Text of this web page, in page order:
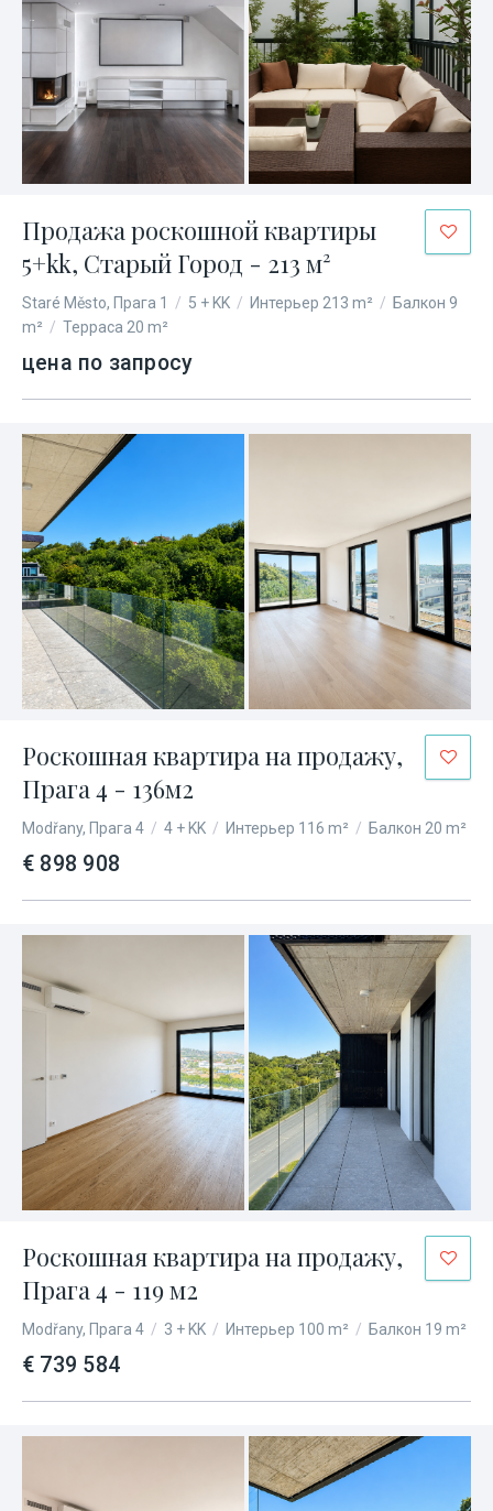
Продажа роскошной квартиры
5+kk, Старый Город - 213 м²
Staré Město, Прага 1 / 5 + KK / Интерьер 213 m² / Балкон 9
m² / Терраса 20 m²
цена по запросу
Роскошная квартира на продажу,
Прага 4 - 136м2
Modřany, Прага 4 / 4 + KK / Интерьер 116 m² / Балкон 20 m²
€ 898 908
Роскошная квартира на продажу,
Прага 4 - 119 м2
Modřany, Прага 4 / 3 + KK / Интерьер 100 m² / Балкон 19 m²
€ 739 584